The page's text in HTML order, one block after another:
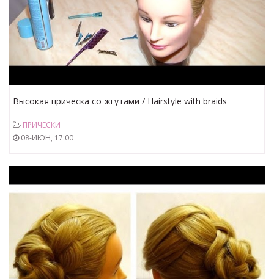
Высокая прическа со жгутами / Hairstyle with braids
ПРИЧЕСКИ
08-ИЮН, 17:00